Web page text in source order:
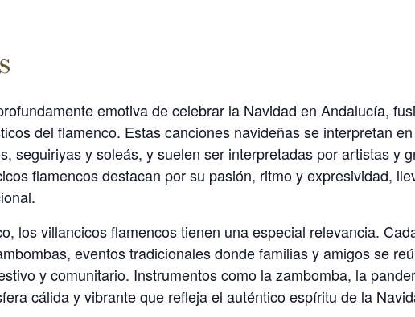
emotiva de celebrar la Navidad en Andalucía,
del flamenco. Estas canciones navideñas se interpretan en
seguiriyas y soleás, y suelen ser interpretadas por artistas y
flamencos destacan por su pasión, ritmo y expresividad,
los villancicos flamencos tienen una especial relevancia.
eventos tradicionales donde familias y amigos se
y comunitario. Instrumentos como la zambomba, la
cálida y vibrante que refleja el auténtico espíritu de la